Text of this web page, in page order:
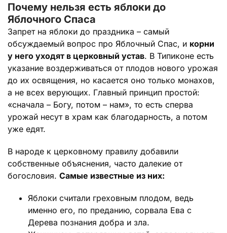
Почему нельзя есть яблоки до
Яблочного Спаса
Запрет на яблоки до праздника – самый
обсуждаемый вопрос про Яблочный Спас, и корни
у него уходят в церковный устав. В Типиконе есть
указание воздерживаться от плодов нового урожая
до их освящения, но касается оно только монахов,
а не всех верующих. Главный принцип простой:
«сначала – Богу, потом – нам», то есть сперва
урожай несут в храм как благодарность, а потом
уже едят.
В народе к церковному правилу добавили
собственные объяснения, часто далекие от
богословия. Самые известные из них:
Яблоки считали греховным плодом, ведь
именно его, по преданию, сорвала Ева с
Дерева познания добра и зла.